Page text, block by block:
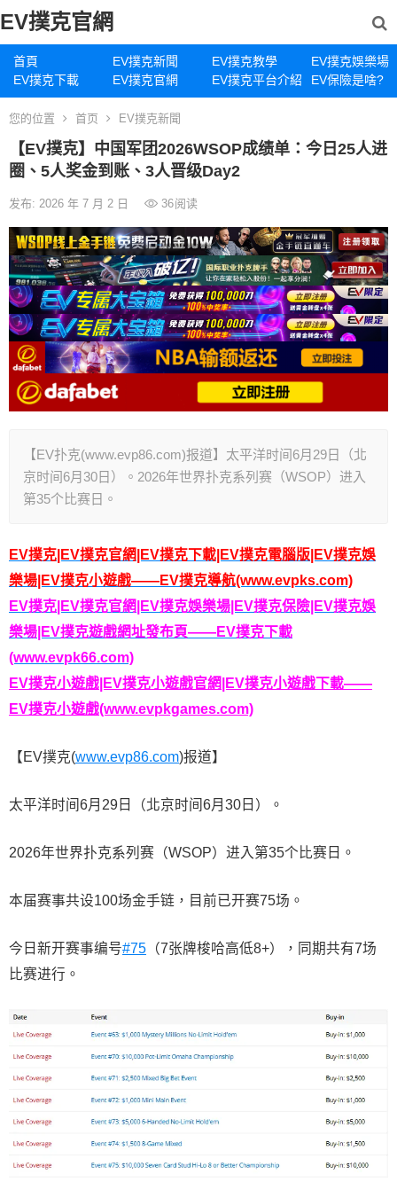
EV撲克官網
首頁 EV撲克新聞 EV撲克教學
EV撲克娛樂場
EV撲克下載
EV撲克官網 EV撲克平台介紹 EV保險是啥?
您的位置 首页 EV撲克新聞
【EV撲克】中国军团2026WSOP成绩单：今日25人进
圈、5人奖金到账、3人晋级Day2
发布: 2026 年 7 月 2 日 36阅读
【EV扑克(www.evp86.com)报道】太平洋时间6月29日（北
京时间6月30日）。2026年世界扑克系列赛（WSOP）进入
第35个比赛日。
EV撲克|EV撲克官網|EV撲克下載|EV撲克電腦版|EV撲克娛
樂場|EV撲克小遊戲——EV撲克導航(www.evpks.com)
EV撲克|EV撲克官網|EV撲克娛樂場|EV撲克保險|EV撲克娛
樂場|EV撲克遊戲網址發布頁——EV撲克下載
(www.evpk66.com)
EV撲克小遊戲|EV撲克小遊戲官網|EV撲克小遊戲下載——
EV撲克小遊戲(www.evpkgames.com)
【EV撲克(www.evp86.com)报道】
太平洋时间6月29日（北京时间6月30日）。
2026年世界扑克系列赛（WSOP）进入第35个比赛日。
本届赛事共设100场金手链，目前已开赛75场。
今日新开赛事编号#75 （7张牌梭哈高低8+），同期共有7场
比赛进行。